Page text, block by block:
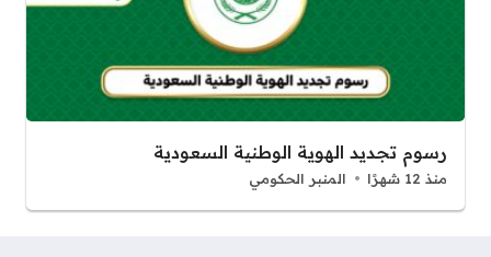
رسوم تجديد الهوية الوطنية السعودية
منذ 12 شهرًا المنبر الحكومي